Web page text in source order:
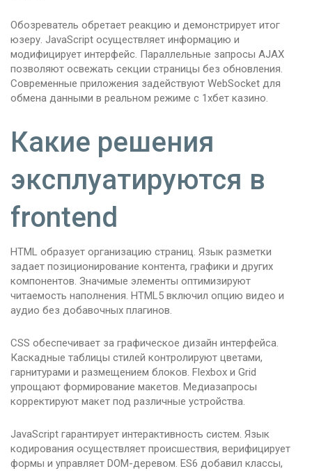
Обозреватель обретает реакцию и демонстрирует итог
юзеру. JavaScript осуществляет информацию и
модифицирует интерфейс. Параллельные запросы AJAX
позволяют освежать секции страницы без обновления.
Современные приложения задействуют WebSocket для
обмена данными в реальном режиме с 1хбет казино.
Какие решения
эксплуатируются в
frontend
HTML образует организацию страниц. Язык разметки
задает позиционирование контента, графики и других
компонентов. Значимые элементы оптимизируют
читаемость наполнения. HTML5 включил опцию видео и
аудио без добавочных плагинов.
CSS обеспечивает за графическое дизайн интерфейса.
Каскадные таблицы стилей контролируют цветами,
гарнитурами и размещением блоков. Flexbox и Grid
упрощают формирование макетов. Медиазапросы
корректируют макет под различные устройства.
JavaScript гарантирует интерактивность систем. Язык
кодирования осуществляет происшествия, верифицирует
формы и управляет DOM-деревом. ES6 добавил классы,